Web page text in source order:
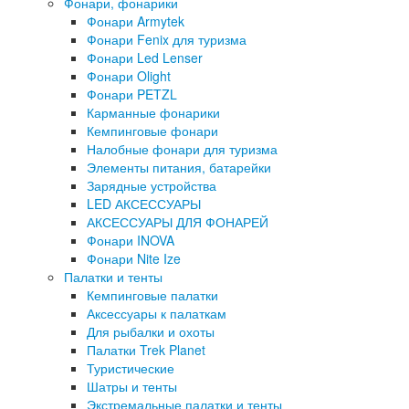
Фонари Armytek
Фонари Fenix для туризма
Фонари Led Lenser
Фонари Olight
Фонари PETZL
Карманные фонарики
Кемпинговые фонари
Налобные фонари для туризма
Элементы питания, батарейки
Зарядные устройства
LED АКСЕССУАРЫ
АКСЕССУАРЫ ДЛЯ ФОНАРЕЙ
Фонари INOVA
Фонари Nite Ize
Палатки и тенты
Кемпинговые палатки
Аксессуары к палаткам
Для рыбалки и охоты
Палатки Trek Planet
Туристические
Шатры и тенты
Экстремальные палатки и тенты